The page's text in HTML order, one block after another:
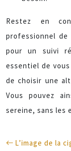
Restez en
professionnel
pour un suivi
essentiel de
de choisir une
Vous pouvez
sereine, sans les
L’image de la